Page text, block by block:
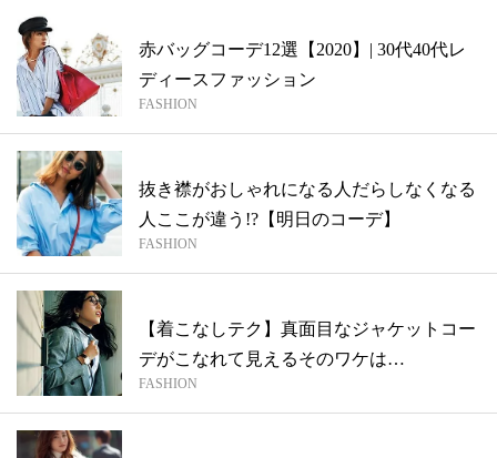
赤バッグコーデ12選【2020】| 30代40代レ
ディースファッション
FASHION
抜き襟がおしゃれになる人だらしなくなる
人ここが違う!?【明日のコーデ】
FASHION
【着こなしテク】真面目なジャケットコー
デがこなれて見えるそのワケは…
FASHION